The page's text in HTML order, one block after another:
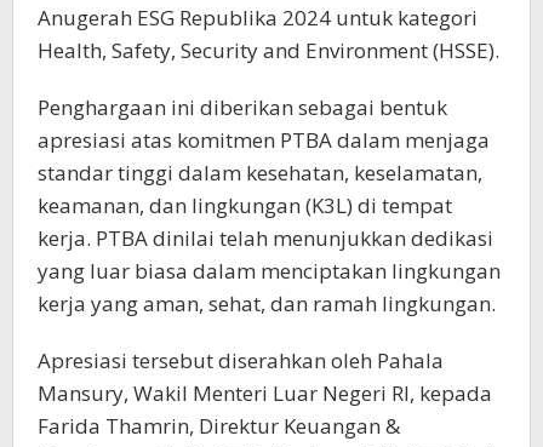
Anugerah ESG Republika 2024 untuk kategori
Health, Safety, Security and Environment (HSSE).
Penghargaan ini diberikan sebagai bentuk
apresiasi atas komitmen PTBA dalam menjaga
standar tinggi dalam kesehatan, keselamatan,
keamanan, dan lingkungan (K3L) di tempat
kerja. PTBA dinilai telah menunjukkan dedikasi
yang luar biasa dalam menciptakan lingkungan
kerja yang aman, sehat, dan ramah lingkungan.
Apresiasi tersebut diserahkan oleh Pahala
Mansury, Wakil Menteri Luar Negeri RI, kepada
Farida Thamrin, Direktur Keuangan &